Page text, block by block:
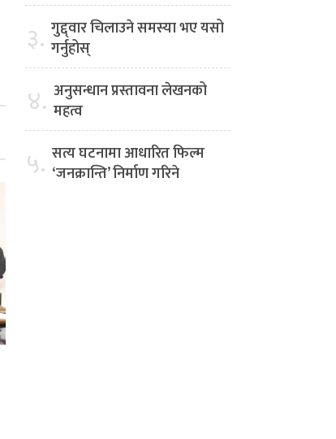
३. गुद्द्वार चिलाउने समस्या भए यसो
गर्नुहोस्
४. अनुसन्धान प्रस्तावना लेखनको
महत्व
५. सत्य घटनामा आधारित फिल्म
‘जनक्रान्ति’ निर्माण गरिने